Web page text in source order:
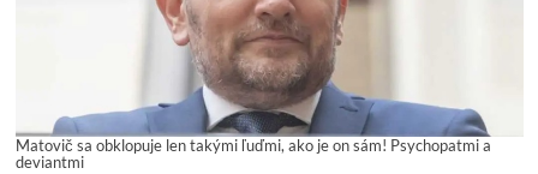
Matovič sa obklopuje len takými ľuďmi, ako je on sám! Psychopatmi a
deviantmi